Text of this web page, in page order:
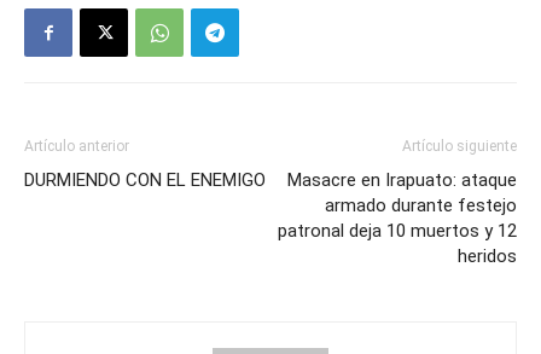
Artículo anterior
DURMIENDO CON EL ENEMIGO
Artículo siguiente
Masacre en Irapuato: ataque
armado durante festejo
patronal deja 10 muertos y 12
heridos